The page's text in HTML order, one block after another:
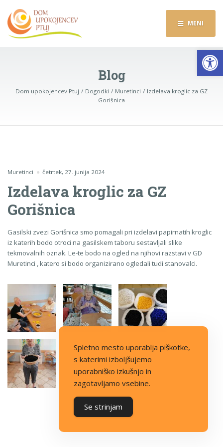
MENI
Blog
Dom upokojencev Ptuj Dogodki Muretinci
Izdelava kroglic za GZ
Gorišnica
Muretinci četrtek, 27. junija 2024
Izdelava kroglic za GZ
Gorišnica
Gasilski zvezi Gorišnica smo pomagali pri izdelavi papirnatih kroglic
iz katerih bodo otroci na gasilskem taboru sestavljali slike
tekmovalnih oznak. Le-te bodo na ogled na njihovi razstavi v GD
Muretinci , katero si bodo organizirano ogledali tudi stanovalci.
Spletno mesto uporablja piškotke,
s katerimi izboljšujemo
uporabniško izkušnjo in
zagotavljamo vsebine.
Se strinjam